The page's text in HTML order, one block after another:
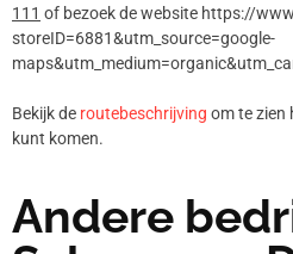
111 of bezoek de website https://
storeID=6881&utm_source=google-
Bekijk de routebeschrijving om te zien
kunt komen.
Andere